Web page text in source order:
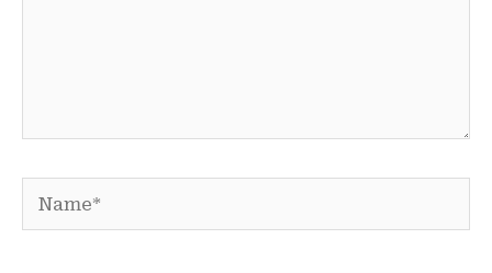
Name*